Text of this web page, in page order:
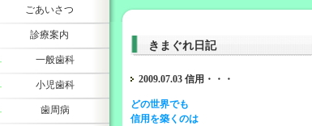
きまぐれ日記
2009.07.03 信用・・・
どの世界でも
信用を築くのは
ごあいさつ
診療案内
一般歯科
小児歯科
歯周病